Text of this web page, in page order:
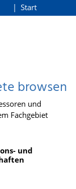
Start
browsen
und
Fachgebiet
und